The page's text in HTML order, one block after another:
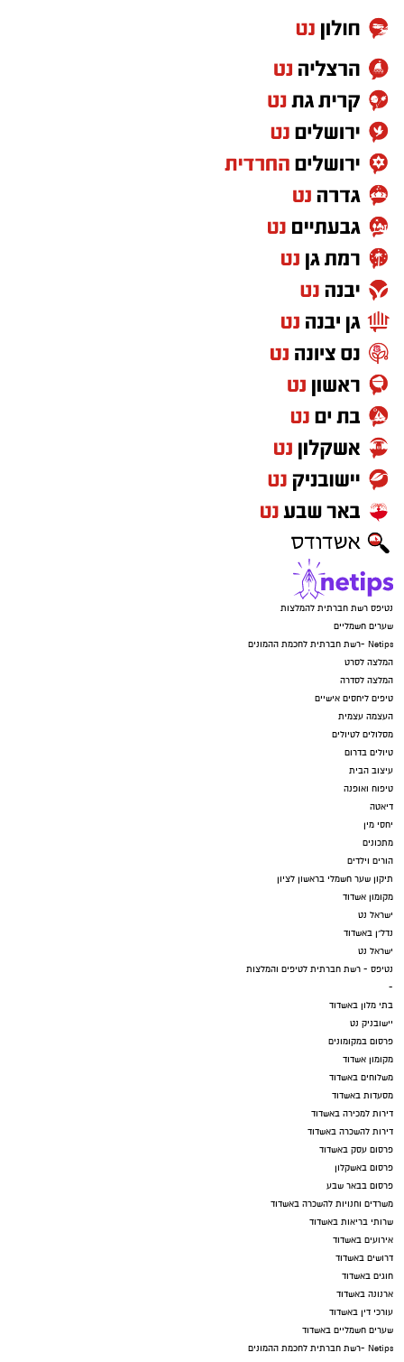
נטיפס רשת חברתית להמלצות
שערים חשמליים
Netips -רשת חברתית לחכמת ההמונים
המלצה לסרט
המלצה לסדרה
טיפים ליחסים אישיים
העצמה עצמית
מסלולים לטיולים
טיולים בדרום
עיצוב הבית
טיפוח ואופנה
דיאטה
יחסי מין
מתכונים
הורים וילדים
תיקון שער חשמלי בראשון לציון
מקומון אשדוד
ישראל נט
נדל"ן באשדוד
ישראל נט
נטיפס - רשת חברתית לטיפים והמלצות
-
בתי מלון באשדוד
יישובניק נט
פרסום במקומונים
מקומון אשדוד
משלוחים באשדוד
מסעדות באשדוד
דירות למכירה באשדוד
דירות להשכרה באשדוד
פרסום עסק באשדוד
פרסום באשקלון
פרסום בבאר שבע
משרדים וחנויות להשכרה באשדוד
שרותי בריאות באשדוד
אירועים באשדוד
דרושים באשדוד
חוגים באשדוד
ארנונה באשדוד
עורכי דין באשדוד
שערים חשמליים באשדוד
Netips -רשת חברתית לחכמת ההמונים